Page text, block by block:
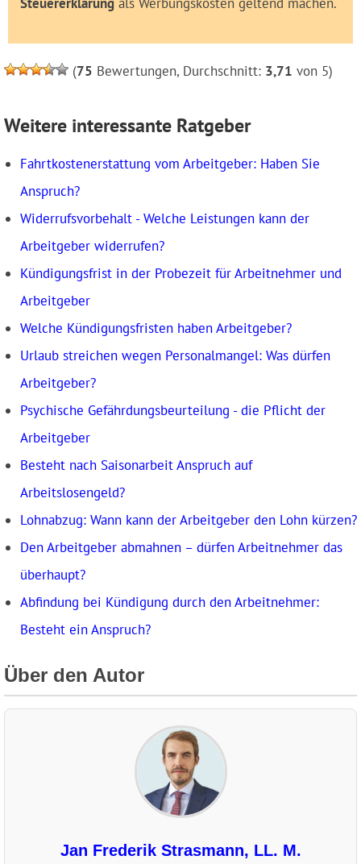
(75 Bewertungen, Durchschnitt: 3,71 von 5)
Weitere interessante Ratgeber
Fahrtkostenerstattung vom Arbeitgeber: Haben Sie
Anspruch?
Widerrufsvorbehalt - Welche Leistungen kann der
Arbeitgeber widerrufen?
Kündigungsfrist in der Probezeit für Arbeitnehmer und
Arbeitgeber
Welche Kündigungsfristen haben Arbeitgeber?
Urlaub streichen wegen Personalmangel: Was dürfen
Arbeitgeber?
Psychische Gefährdungsbeurteilung - die Pflicht der
Arbeitgeber
Besteht nach Saisonarbeit Anspruch auf
Arbeitslosengeld?
Lohnabzug: Wann kann der Arbeitgeber den Lohn kürzen?
Den Arbeitgeber abmahnen – dürfen Arbeitnehmer das
überhaupt?
Abfindung bei Kündigung durch den Arbeitnehmer:
Besteht ein Anspruch?
Über den Autor
Jan Frederik Strasmann, LL. M.